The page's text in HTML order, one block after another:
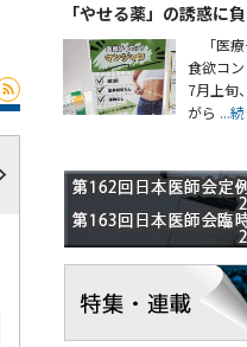
「やせる薬」の誘惑に
「医療
食欲コン
7月上旬
がら ...